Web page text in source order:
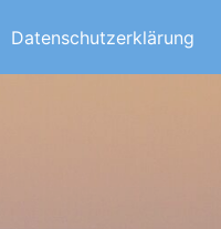
Datenschutzerklärung